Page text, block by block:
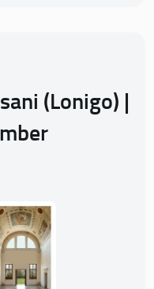
(Lonigo) |